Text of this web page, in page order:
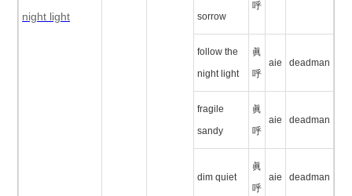
night light sorrow
呼
follow the
night light
眞
呼
aie deadman
fragile
sandy
眞
呼
aie deadman
dim quiet
眞
呼
aie deadman